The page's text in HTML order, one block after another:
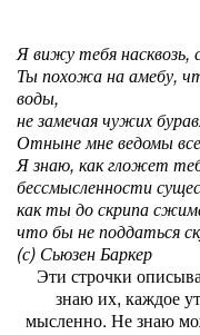
Я вижу тебя насквозь,
Ты похожа на амебу,
воды,
не замечая чужих
Отныне мне ведомы
Я знаю, как гложет
бессмысленности
как ты до скрипа
что бы не поддаться
(с) Сьюзен Баркер
Эти строчки
знаю их, каждое
мысленно. Не знаю